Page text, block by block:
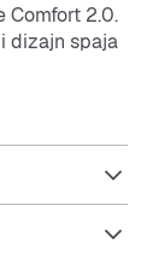
Comfort 2.0.
dizajn spaja
Bilo
ove
dok